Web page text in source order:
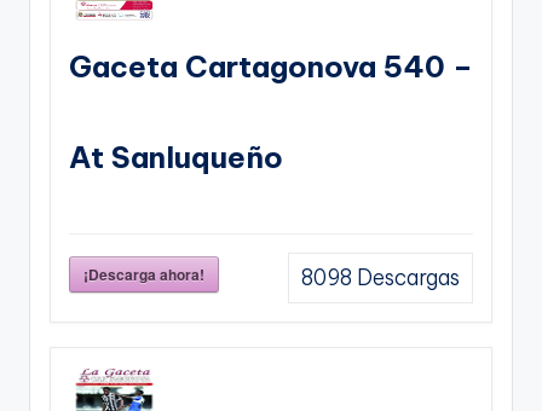
Gaceta Cartagonova 540 –
At Sanluqueño
¡Descarga ahora! 8098 Descargas